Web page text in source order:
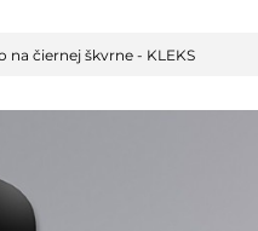
na čiernej škvrne - KLEKS